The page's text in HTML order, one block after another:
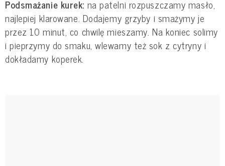
Podsmażanie kurek: na patelni rozpuszczamy masło,
najlepiej klarowane. Dodajemy grzyby i smażymy je
przez 10 minut, co chwilę mieszamy. Na koniec solimy
i pieprzymy do smaku, wlewamy też sok z cytryny i
dokładamy koperek.